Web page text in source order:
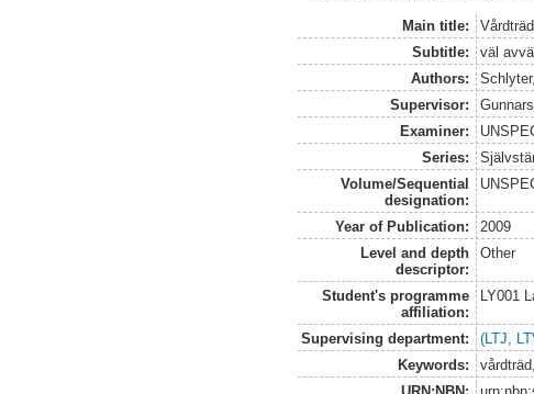
Main title:
Vårdträd
Subtitle:
väl
Authors:
Supervisor:
Examiner:
Series:
Volume/Sequential
designation:
Year of Publication:
2009
Level and depth
descriptor:
Other
Student's programme
affiliation:
LY001
Supervising department:
(LTJ,
Keywords: